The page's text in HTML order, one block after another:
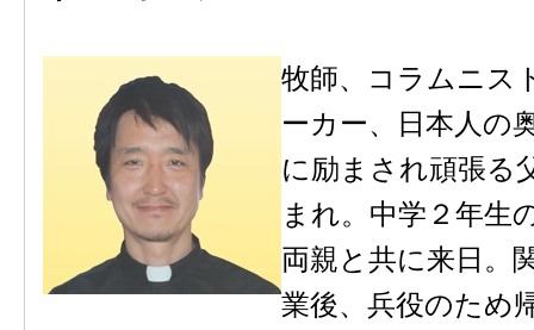
牧師、コラムニス
ーカー、日本人の
に励まされ頑張る
まれ。中学２年生
両親と共に来日。
業後、兵役のため